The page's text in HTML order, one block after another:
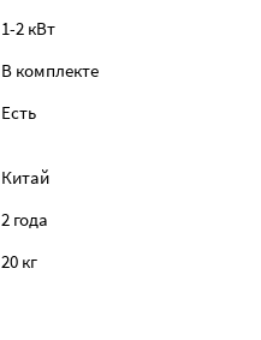
1-2 кВт
В комплекте
Есть
Китай
2 года
20 кг